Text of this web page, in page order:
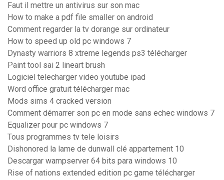
Faut il mettre un antivirus sur son mac
How to make a pdf file smaller on android
Comment regarder la tv dorange sur ordinateur
How to speed up old pc windows 7
Dynasty warriors 8 xtreme legends ps3 télécharger
Paint tool sai 2 lineart brush
Logiciel telecharger video youtube ipad
Word office gratuit télécharger mac
Mods sims 4 cracked version
Comment démarrer son pc en mode sans echec windows 7
Equalizer pour pc windows 7
Tous programmes tv tele loisirs
Dishonored la lame de dunwall clé appartement 10
Descargar wampserver 64 bits para windows 10
Rise of nations extended edition pc game télécharger